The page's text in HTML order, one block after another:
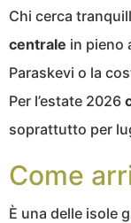
Chi cerca
centrale in pieno
Paraskevi o la
Per l’estate 2026
soprattutto per
Come
È una delle isole